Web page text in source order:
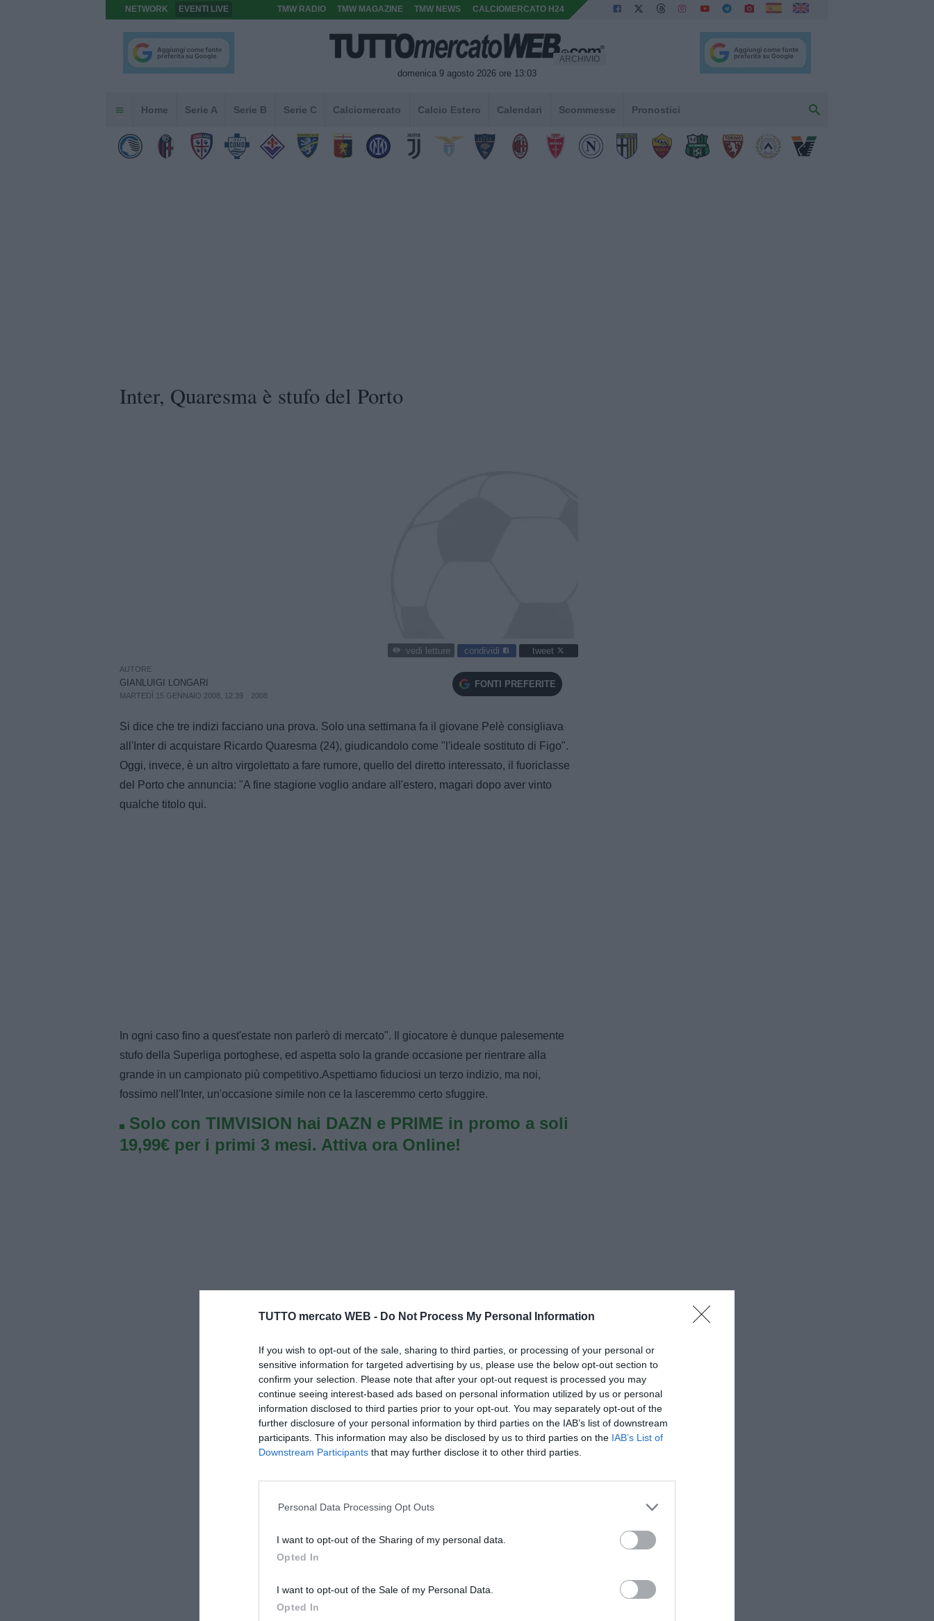
TUTTO mercato WEB - Do Not Process My Personal Information
If you wish to opt-out of the sale, sharing to third parties, or processing of your personal or
sensitive information for targeted advertising by us, please use the below opt-out section to
confirm your selection. Please note that after your opt-out request is processed you may
continue seeing interest-based ads based on personal information utilized by us or personal
information disclosed to third parties prior to your opt-out. You may separately opt-out of the
further disclosure of your personal information by third parties on the IAB’s list of downstream
participants. This information may also be disclosed by us to third parties on the IAB’s List of
Downstream Participants that may further disclose it to other third parties.
Personal Data Processing Opt Outs
I want to opt-out of the Sharing of my personal data.
Opted In
I want to opt-out of the Sale of my Personal Data.
Opted In
NETWORK EVENTI LIVE TMW RADIO TMW MAGAZINE TMW NEWS CALCIOMERCATO H24
domenica 9 agosto 2026 ore 13:03
ARCHIVIO
Home Serie A Serie B Serie C Calciomercato Calcio Estero Calendari Scommesse Pronostici
Inter, Quaresma è stufo del Porto
vedi letture condividi tweet
AUTORE
GIANLUIGI LONGARI
MARTEDÌ 15 GENNAIO 2008, 12:39 2008
FONTI PREFERITE
Si dice che tre indizi facciano una prova. Solo una settimana fa il giovane Pelè consigliava
all'Inter di acquistare Ricardo Quaresma (24), giudicandolo come "l'ideale sostituto di Figo".
Oggi, invece, è un altro virgolettato a fare rumore, quello del diretto interessato, il fuoriclasse
del Porto che annuncia: "A fine stagione voglio andare all'estero, magari dopo aver vinto
qualche titolo qui.
In ogni caso fino a quest'estate non parlerò di mercato". Il giocatore è dunque palesemente
stufo della Superliga portoghese, ed aspetta solo la grande occasione per rientrare alla
grande in un campionato più competitivo.Aspettiamo fiduciosi un terzo indizio, ma noi,
fossimo nell'Inter, un'occasione simile non ce la lasceremmo certo sfuggire.
Solo con TIMVISION hai DAZN e PRIME in promo a soli
19,99€ per i primi 3 mesi. Attiva ora Online!